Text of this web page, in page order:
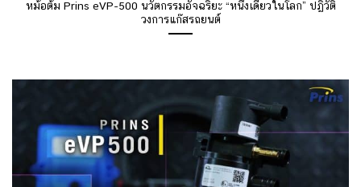
หม้อต้ม Prins eVP-500 นวัตกรรมอัจฉริยะ “หนึ่งเดียวในโลก” ปฏิวัติ
วงการแก๊สรถยนต์